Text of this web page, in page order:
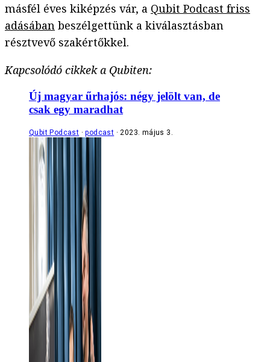
másfél éves kiképzés vár, a Qubit Podcast friss
adásában beszélgettünk a kiválasztásban
résztvevő szakértőkkel.
Kapcsolódó cikkek a Qubiten:
Új magyar űrhajós: négy jelölt van, de
csak egy maradhat
Qubit Podcast podcast 2023. május 3.